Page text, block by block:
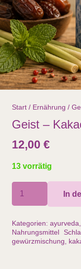
Start / Ernährung /
Geist –
12,00 €
13 vorrätig
–
70gr
Menge
In
Kategorien: ayurveda
Nahrungsmittel
gewürzmischung